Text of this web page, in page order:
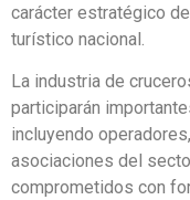
carácter estratégico
turístico nacional.
La industria de
participarán
incluyendo
asociaciones del
comprometidos con